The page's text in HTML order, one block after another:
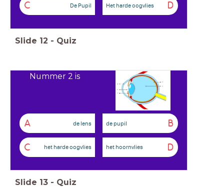
C De Pupil D
Het harde oogvlies
Slide 12 - Quiz
Nummer 2 is
A de lens B
de pupil
C het harde oogvlies D
het hoornvlies
Slide 13 - Quiz